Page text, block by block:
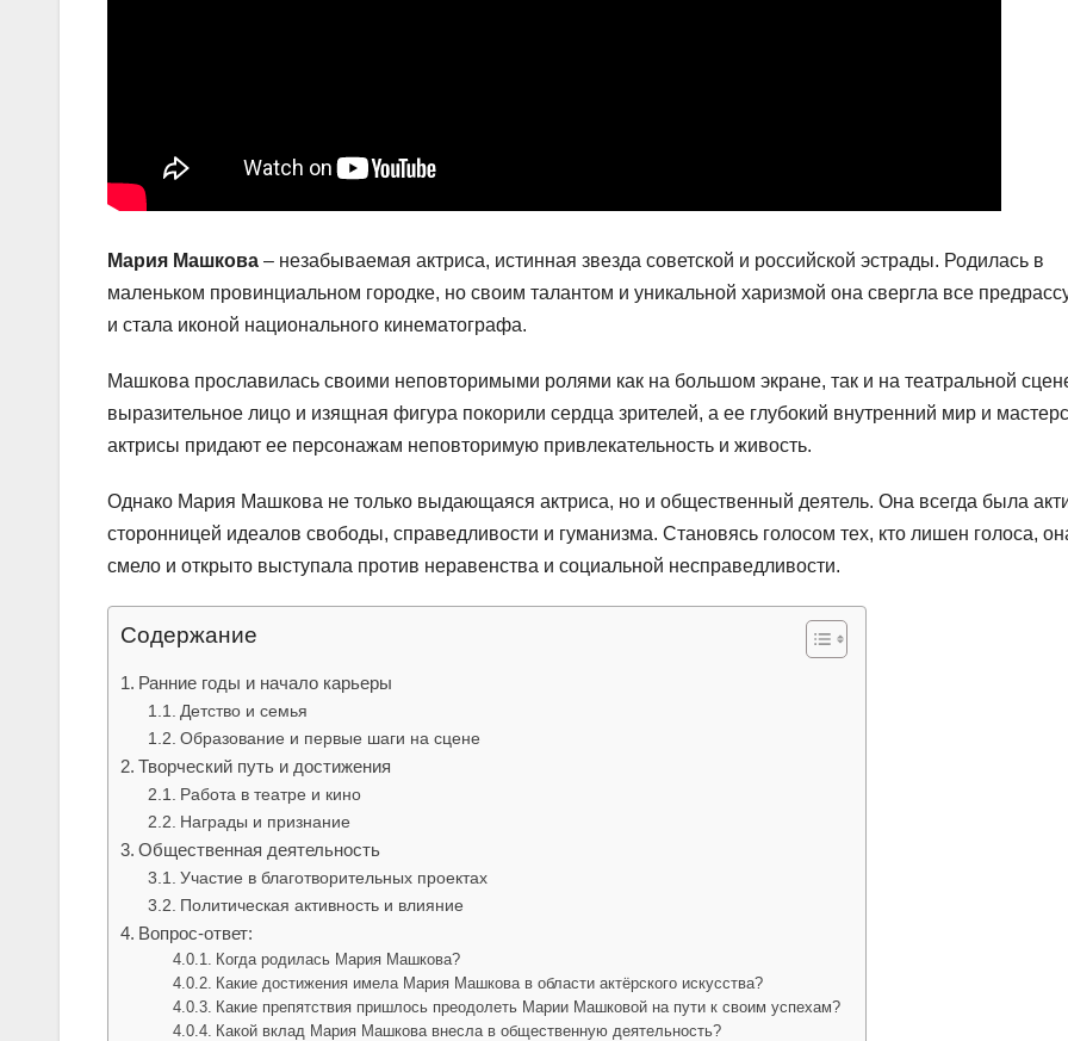
Мария Машкова – незабываемая актриса, истинная звезда советской и российской эстрады. Родилась в
маленьком провинциальном городке, но своим талантом и уникальной харизмой она свергла все
и стала иконой национального кинематографа.
Машкова прославилась своими неповторимыми ролями как на большом экране, так и на театральной
выразительное лицо и изящная фигура покорили сердца зрителей, а ее глубокий внутренний мир и
актрисы придают ее персонажам неповторимую привлекательность и живость.
Однако Мария Машкова не только выдающаяся актриса, но и общественный деятель. Она всегда была
сторонницей идеалов свободы, справедливости и гуманизма. Становясь голосом тех, кто лишен голоса,
смело и открыто выступала против неравенства и социальной несправедливости.
Содержание
Ранние годы и начало карьеры
Детство и семья
Образование и первые шаги на сцене
Творческий путь и достижения
Работа в театре и кино
Награды и признание
Общественная деятельность
Участие в благотворительных проектах
Политическая активность и влияние
Вопрос-ответ:
Когда родилась Мария Машкова?
Какие достижения имела Мария Машкова в области актёрского искусства?
Какие препятствия пришлось преодолеть Марии Машковой на пути к своим успехам?
Какой вклад Мария Машкова внесла в общественную деятельность?